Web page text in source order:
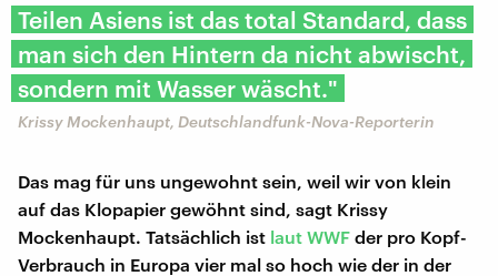
Teilen Asiens ist das total Standard, dass
man sich den Hintern da nicht abwischt,
sondern mit Wasser wäscht."
Krissy Mockenhaupt, Deutschlandfunk-Nova-Reporterin
Das mag für uns ungewohnt sein, weil wir von klein
auf das Klopapier gewöhnt sind, sagt Krissy
Mockenhaupt. Tatsächlich ist laut WWF der pro Kopf-
Verbrauch in Europa vier mal so hoch wie der in der